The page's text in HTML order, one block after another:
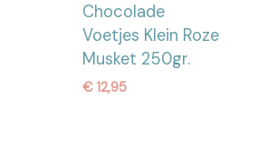
Chocolade
Voetjes Klein Roze
Musket 250gr.
€12,95